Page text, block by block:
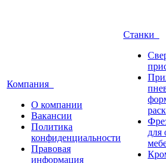
Компания
О компании
Вакансии
Политика
конфиденциальности
Правовая
информация
Станки
для